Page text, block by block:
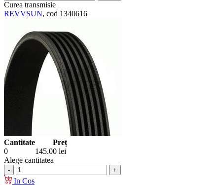
Curea transmisie
REVVSUN, cod 1340616
Cantitate
Preț
0
145.00 lei
Alege cantitatea
In Cos